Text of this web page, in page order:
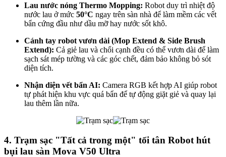
Lau nước nóng Thermo Mopping: Robot duy trì nhiệt độ
nước lau ở mức 50°C ngay trên sàn nhà để làm mềm các vết
bẩn cứng đầu như dầu mỡ hay nước sốt khô.
Cánh tay robot vươn dài (Mop Extend & Side Brush
Extend): Cả giẻ lau và chổi cạnh đều có thể vươn dài để làm
sạch sát mép tường và các góc chết, đảm bảo không bỏ sót
diện tích.
Nhận diện vết bẩn AI: Camera RGB kết hợp AI giúp robot
tự phát hiện khu vực quá bẩn để tự động giặt giẻ và quay lại
lau thêm lần nữa.
4. Trạm sạc "Tất cả trong một" tối tân Robot hút
bụi lau sàn Mova V50 Ultra